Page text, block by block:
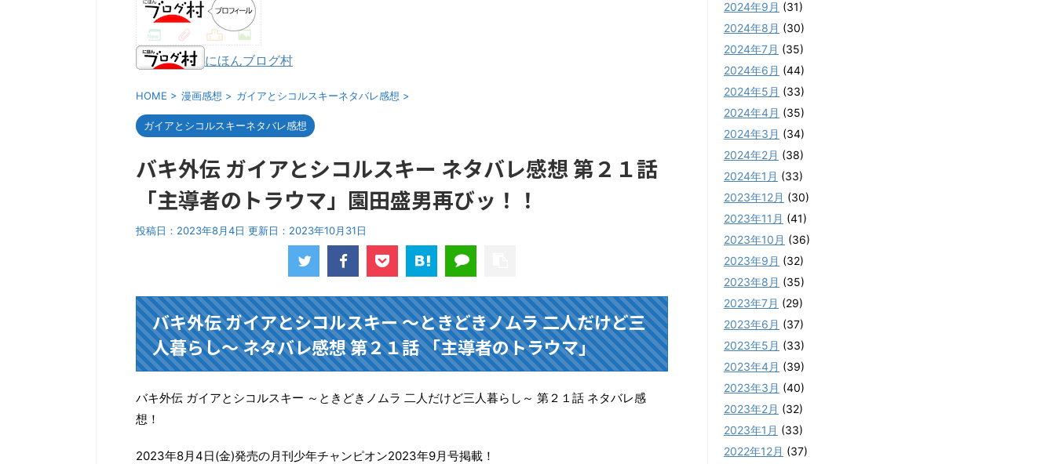
にほんブログ村
HOME > 漫画感想 > ガイアとシコルスキーネタバレ感想 >
ガイアとシコルスキーネタバレ感想
バキ外伝 ガイアとシコルスキー ネタバレ感想 第２１話
「主導者のトラウマ」園田盛男再びッ！！
投稿日：2023年8月4日 更新日： 2023年10月31日
バキ外伝 ガイアとシコルスキー ～ときどきノムラ 二人だけど三
人暮らし～ ネタバレ感想 第２１話 「主導者のトラウマ」
バキ外伝 ガイアとシコルスキー ～ときどきノムラ 二人だけど三人暮らし～ 第２１話 ネタバレ感
想！
2023年8月4日(金)発売の月刊少年チャンピオン2023年9月号掲載！
2024年9月 (31)
2024年8月 (30)
2024年7月 (35)
2024年6月 (44)
2024年5月 (33)
2024年4月 (35)
2024年3月 (34)
2024年2月 (38)
2024年1月 (33)
2023年12月 (30)
2023年11月 (41)
2023年10月 (36)
2023年9月 (32)
2023年8月 (35)
2023年7月 (29)
2023年6月 (37)
2023年5月 (33)
2023年4月 (39)
2023年3月 (40)
2023年2月 (32)
2023年1月 (33)
2022年12月 (37)